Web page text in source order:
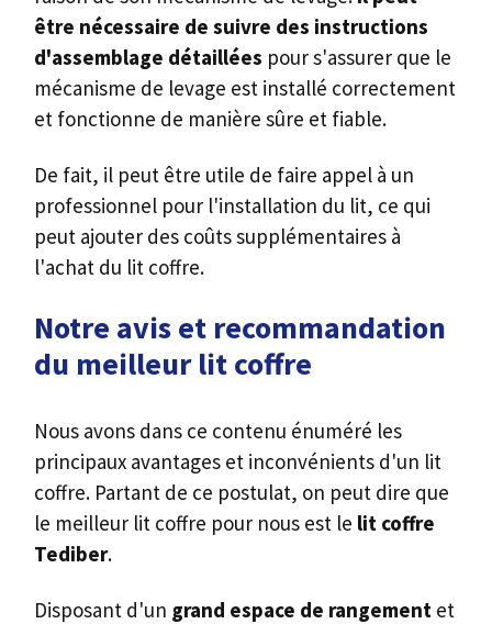
être nécessaire de suivre des instructions
d'assemblage détaillées pour s'assurer que le
mécanisme de levage est installé correctement
et fonctionne de manière sûre et fiable.
De fait, il peut être utile de faire appel à un
professionnel pour l'installation du lit, ce qui
peut ajouter des coûts supplémentaires à
l'achat du lit coffre.
Notre avis et recommandation
du meilleur lit coffre
Nous avons dans ce contenu énuméré les
principaux avantages et inconvénients d'un lit
coffre. Partant de ce postulat, on peut dire que
le meilleur lit coffre pour nous est le lit coffre
Tediber.
Disposant d'un grand espace de rangement et